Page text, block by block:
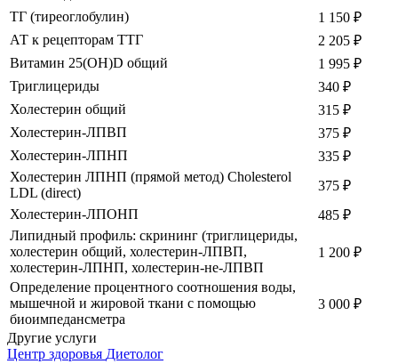
ТГ (тиреоглобулин)
1 150 ₽
АТ к рецепторам ТТГ
2 205 ₽
Витамин 25(ОН)D общий
1 995 ₽
Триглицериды
340 ₽
Холестерин общий
315 ₽
Холестерин-ЛПВП
375 ₽
Холестерин-ЛПНП
335 ₽
Холестерин ЛПНП (прямой метод) Cholesterol
LDL (direct)
375 ₽
Холестерин-ЛПОНП
485 ₽
Липидный профиль: скрининг (триглицериды,
холестерин общий, холестерин-ЛПВП,
холестерин-ЛПНП, холестерин-не-ЛПВП
1 200 ₽
Определение процентного соотношения воды,
мышечной и жировой ткани с помощью
биоимпедансметра
3 000 ₽
Другие услуги
Центр здоровья Диетолог